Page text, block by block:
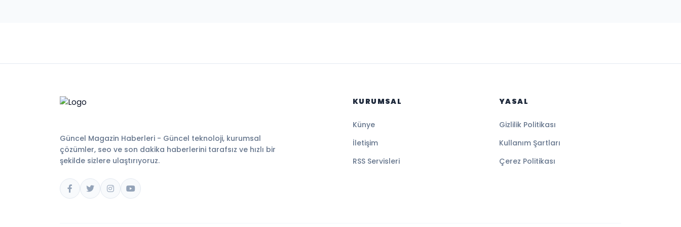
Güncel Magazin Haberleri - Güncel teknoloji, kurumsal
çözümler, seo ve son dakika haberlerini tarafsız ve hızlı bir
şekilde sizlere ulaştırıyoruz.
KURUMSAL
Künye
İletişim
RSS Servisleri
YASAL
Gizlilik Politikası
Kullanım Şartları
Çerez Politikası